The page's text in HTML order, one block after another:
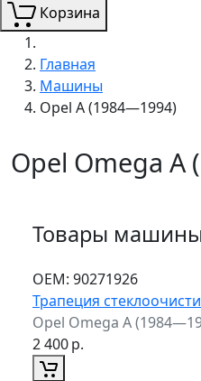
Корзина
Главная
Машины
Opel A (1984—1994)
Opel Omega A
Товары
ОЕМ: 90271926
Трапеция
Opel Omega A
2 400р.